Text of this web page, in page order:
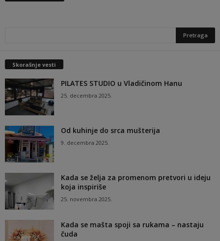
Skorašnje vesti
PILATES STUDIO u Vladičinom Hanu
25. decembra 2025.
Od kuhinje do srca mušterija
9. decembra 2025.
Kada se želja za promenom pretvori u ideju
koja inspiriše
25. novembra 2025.
Kada se mašta spoji sa rukama – nastaju
čuda